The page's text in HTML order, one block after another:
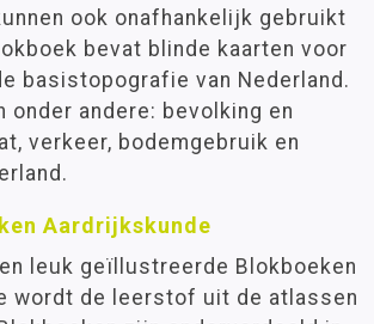
ook onafhankelijk gebruikt
bevat blinde kaarten voor
basistopografie van Nederland.
onder andere: bevolking en
verkeer, bodemgebruik en
Aardrijkskunde
leuk geïllustreerde Blokboeken
wordt de leerstof uit de atlassen